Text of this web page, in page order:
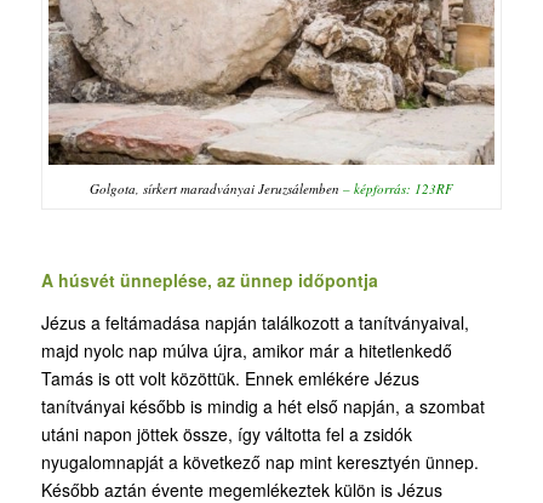
Golgota, sírkert maradványai Jeruzsálemben – képforrás: 123RF
A húsvét ünneplése, az ünnep időpontja
Jézus a feltámadása napján találkozott a tanítványaival,
majd nyolc nap múlva újra, amikor már a hitetlenkedő
Tamás is ott volt közöttük. Ennek emlékére Jézus
tanítványai később is mindig a hét első napján, a szombat
utáni napon jöttek össze, így váltotta fel a zsidók
nyugalomnapját a következő nap mint keresztyén ünnep.
Később aztán évente megemlékeztek külön is Jézus